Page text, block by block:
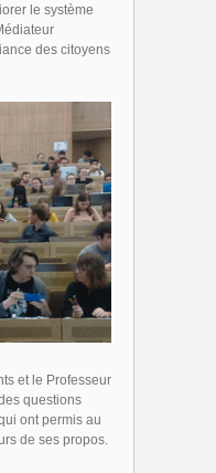
le système
des citoyens
et le Professeur
questions
ont permis au
de ses propos.